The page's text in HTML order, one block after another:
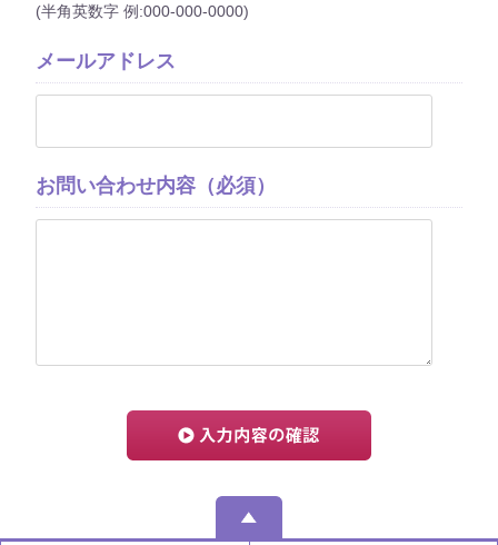
(半角英数字 例:000-000-0000)
メールアドレス
お問い合わせ内容（必須）